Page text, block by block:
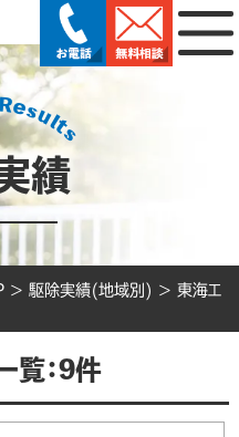
績
> 駆除実績(地域別) > 東海エ
覧：9件